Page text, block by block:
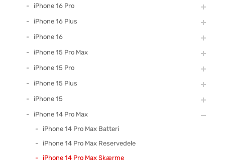
iPhone 16 Pro
iPhone 16 Plus
iPhone 16
iPhone 15 Pro Max
iPhone 15 Pro
iPhone 15 Plus
iPhone 15
iPhone 14 Pro Max
iPhone 14 Pro Max Batteri
iPhone 14 Pro Max Reservedele
iPhone 14 Pro Max Skærme